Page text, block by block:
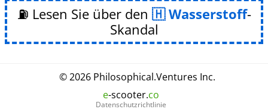
⛽ Lesen Sie über den Wasserstoff-
Skandal
© 2026 Philosophical.Ventures Inc.
e-scooter.co
Datenschutzrichtlinie